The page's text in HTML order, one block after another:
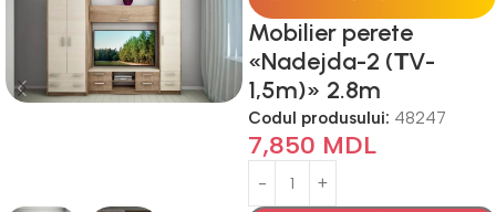
Mobilier perete
«Nadejda-2 (ТV-
1,5m)» 2.8m
Codul produsului: 48247
7,850 MDL